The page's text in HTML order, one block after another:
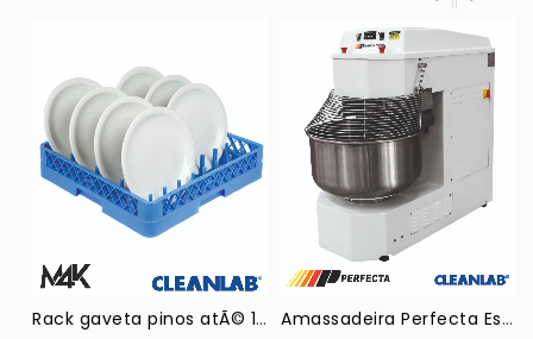
Rack gaveta pinos atÃ© 16 pratos M4K std Amassadeira Perfecta Espiral MEP80 80Kg